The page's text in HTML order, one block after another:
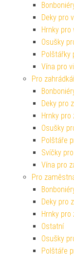
Deky pro
Hrnky pro
Osušky
Polštářky
Vína pro
Pro
Deky pro
Hrnky pro
Osušky
Polštáře
Svíčky
Vína pro
Pro
Deky pro
Hrnky
Ostatní
Osušky
Polštáře